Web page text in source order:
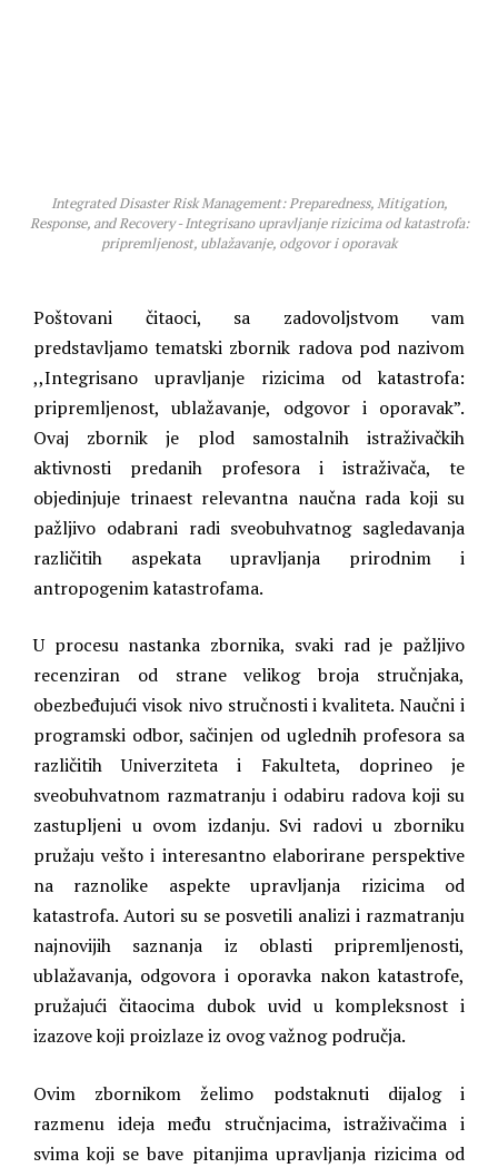
Integrated Disaster Risk Management: Preparedness, Mitigation,
Response, and Recovery - Integrisano upravljanje rizicima od katastrofa:
pripremljenost, ublažavanje, odgovor i oporavak
Poštovani čitaoci, sa zadovoljstvom vam
predstavljamo tematski zbornik radova pod nazivom
,,Integrisano upravljanje rizicima od katastrofa:
pripremljenost, ublažavanje, odgovor i oporavak”.
Ovaj zbornik je plod samostalnih istraživačkih
aktivnosti predanih profesora i istraživača, te
objedinjuje trinaest relevantna naučna rada koji su
pažljivo odabrani radi sveobuhvatnog sagledavanja
različitih aspekata upravljanja prirodnim i
antropogenim katastrofama.
U procesu nastanka zbornika, svaki rad je pažljivo
recenziran od strane velikog broja stručnjaka,
obezbeđujući visok nivo stručnosti i kvaliteta. Naučni i
programski odbor, sačinjen od uglednih profesora sa
različitih Univerziteta i Fakulteta, doprineo je
sveobuhvatnom razmatranju i odabiru radova koji su
zastupljeni u ovom izdanju. Svi radovi u zborniku
pružaju vešto i interesantno elaborirane perspektive
na raznolike aspekte upravljanja rizicima od
katastrofa. Autori su se posvetili analizi i razmatranju
najnovijih saznanja iz oblasti pripremljenosti,
ublažavanja, odgovora i oporavka nakon katastrofe,
pružajući čitaocima dubok uvid u kompleksnost i
izazove koji proizlaze iz ovog važnog područja.
Ovim zbornikom želimo podstaknuti dijalog i
razmenu ideja među stručnjacima, istraživačima i
svima koji se bave pitanjima upravljanja rizicima od